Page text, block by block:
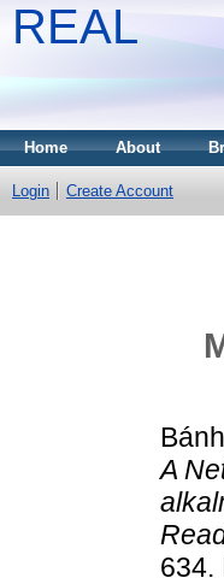
REAL
Home About
Login Create Account
A
634.